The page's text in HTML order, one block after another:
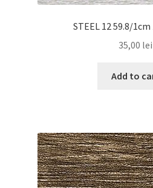
STEEL 12 59.8/
35,00 lei
Add to